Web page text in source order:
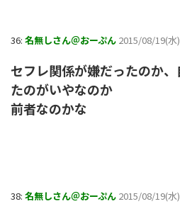
36: 名無しさん＠おーぷん 2015/08/19(水
セフレ関係が嫌だったのか
たのがいやなのか
前者なのかな
38: 名無しさん＠おーぷん 2015/08/19(水